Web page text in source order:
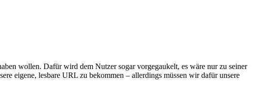
wollen. Dafür wird dem Nutzer sogar vorgegaukelt, es wäre nur zu seiner
eigene, lesbare URL zu bekommen – allerdings müssen wir dafür unsere